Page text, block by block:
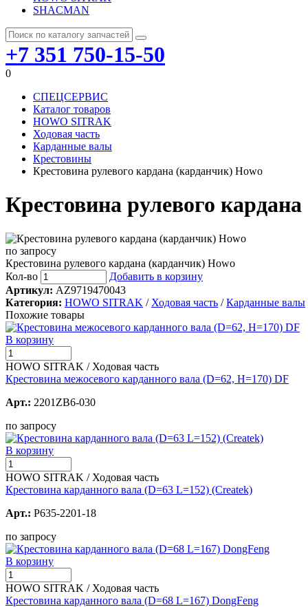
SHACMAN
+7 351 750-15-50
0
СПЕЦСЕРВИС
Каталог товаров
HOWO SITRAK
Ходовая часть
Карданные валы
Крестовины
Крестовина рулевого кардана (карданчик) Howo
Крестовина рулевого
по запросу
Крестовина рулевого кардана (карданчик) Howo
Кол-во
Добавить в корзину
Артикул: AZ9719470043
Категория: HOWO SITRAK / Ходовая часть /Карданные валы
Похожие товары
В корзину
HOWO SITRAK / Ходовая часть
Крестовина межосевого карданного вала (D=62, H=170) DF
Арт.: 2201ZB6-030
по запросу
В корзину
HOWO SITRAK / Ходовая часть
Крестовина карданного вала (D=63 L=152) (Createk)
Арт.: P635-2201-18
по запросу
В корзину
HOWO SITRAK / Ходовая часть
Крестовина карданного вала (D=68 L=167) DongFeng